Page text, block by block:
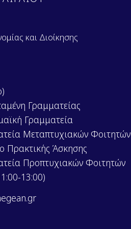
και Διοίκησης
Γραμματείας
Γραμματεία
Μεταπτυχιακών Φοιτητών
Πρακτικής Άσκησης
Προπτυχιακών Φοιτητών
13:00)